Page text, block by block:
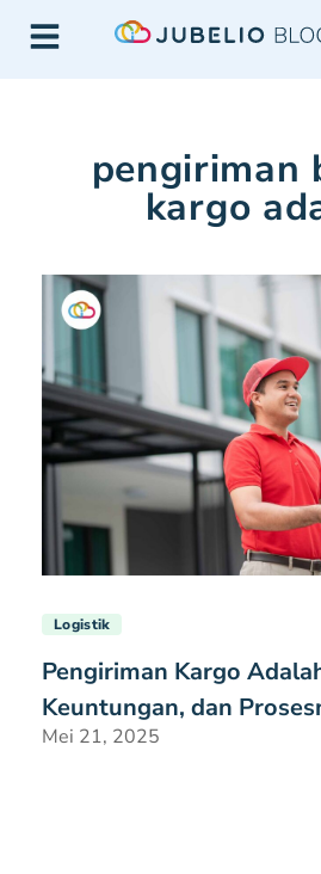
pengiriman
kargo
Logistik
Pengiriman Kargo
Keuntungan, dan
Mei 21, 2025